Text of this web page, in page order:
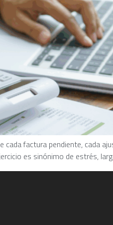
factura pendiente, cada
es sinónimo de estrés,